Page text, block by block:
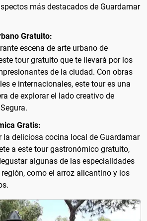
más destacados de Guardamar
Gratuito:
escena de arte urbano de
tour gratuito que te llevará por los
de la ciudad. Con obras
e internacionales, este tour es una
de explorar el lado creativo de
Gratis:
la deliciosa cocina local de Guardamar
a este tour gastronómico gratuito,
algunas de las especialidades
como el arroz alicantino y los